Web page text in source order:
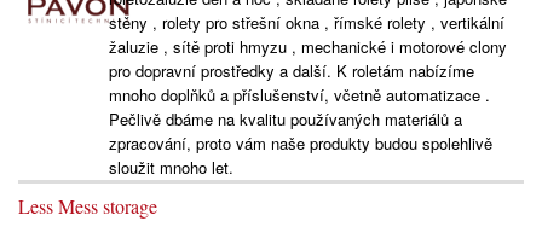
stěny , rolety pro střešní okna , římské rolety , vertikální
žaluzie , sítě proti hmyzu , mechanické i motorové clony
pro dopravní prostředky a další. K roletám nabízíme
mnoho doplňků a příslušenství, včetně automatizace .
Pečlivě dbáme na kvalitu používaných materiálů a
zpracování, proto vám naše produkty budou spolehlivě
sloužit mnoho let.
Less Mess storage